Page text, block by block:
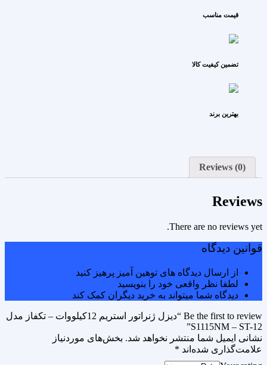
قیمت مناسب
تضمین کیفیت کالا
بهترین برند
Reviews (0)
Reviews
There are no reviews yet.
قوانین دیدگاه
از ارسال دیدگاه های توهین آمیز پرهیز کنید
لطفا نظر واقعی خود را بنویسید
دیدگاه شما میتواند به خرید دیگران کمک کند
Be the first to review “دیزل ژنراتور استریم 12کیلووات – تکفاز مدل
S1115NM – ST-12”
نشانی ایمیل شما منتشر نخواهد شد. بخش‌های موردنیاز
علامت‌گذاری شده‌اند *